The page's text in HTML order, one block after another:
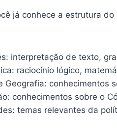
já conhece a estrutura
interpretação de texto,
raciocínio lógico,
Geografia: conhecimentos
conhecimentos sobre o
temas relevantes da